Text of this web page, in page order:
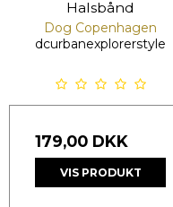
Halsbånd
Dog Copenhagen
dcurbanexplorerstyle
179,00 DKK
VIS PRODUKT